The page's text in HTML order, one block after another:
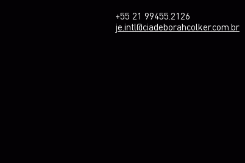
+55 21 99455.2126
je.intl@ciadeborahcolker.com.br